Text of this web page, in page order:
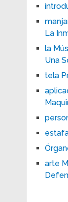
La
la
Una
tela
arte